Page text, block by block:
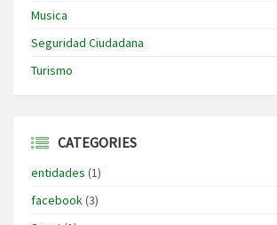
Musica
Seguridad Ciudadana
Turismo
CATEGORIES
entidades (1)
facebook(3)